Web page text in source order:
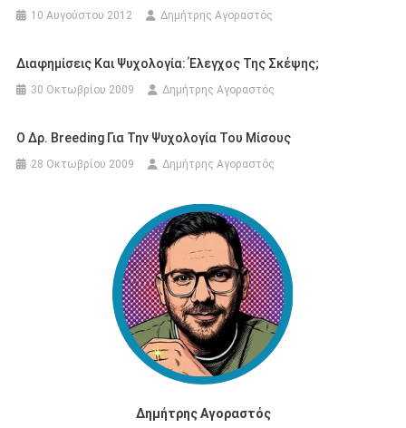
10 Αυγούστου 2012 Δημήτρης Αγοραστός
Διαφημίσεις Και Ψυχολογία: Έλεγχος Της Σκέψης;
30 Οκτωβρίου 2009 Δημήτρης Αγοραστός
Ο Δρ. Breeding Για Την Ψυχολογία Του Μίσους
28 Οκτωβρίου 2009 Δημήτρης Αγοραστός
Δημήτρης Αγοραστός